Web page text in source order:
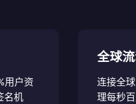
用户资
名机
全球
连接全
理每秒